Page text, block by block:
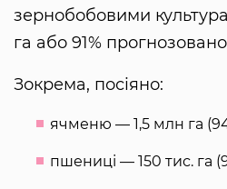
зернобобовими
га або 91%
Зокрема, посіяно:
ячменю — 1,5 млн га
пшениці — 150 тис. га